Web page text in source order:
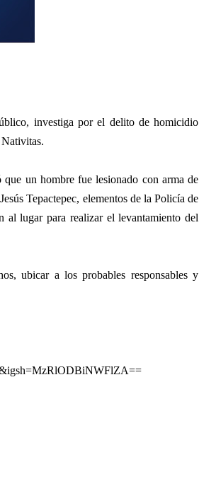
investiga por el delito de homicidio
un hombre fue lesionado con arma de
Tepactepec, elementos de la Policía de
lugar para realizar el levantamiento del
ubicar a los probables responsables y